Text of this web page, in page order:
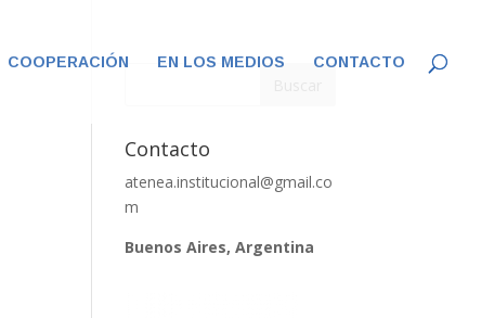
COOPERACIÓN EN LOS MEDIOS CONTACTO
Contacto
atenea.institucional@gmail.co
m
Buenos Aires, Argentina